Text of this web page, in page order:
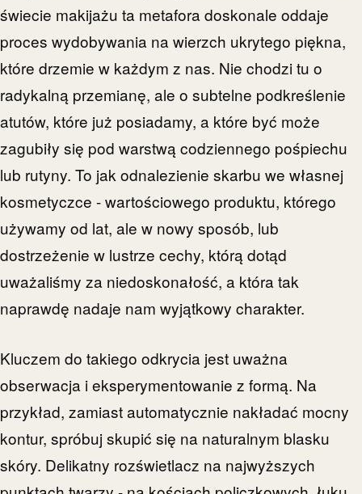
świecie makijażu ta metafora doskonale oddaje
proces wydobywania na wierzch ukrytego piękna,
które drzemie w każdym z nas. Nie chodzi tu o
radykalną przemianę, ale o subtelne podkreślenie
atutów, które już posiadamy, a które być może
zagubiły się pod warstwą codziennego pośpiechu
lub rutyny. To jak odnalezienie skarbu we własnej
kosmetyczce - wartościowego produktu, którego
używamy od lat, ale w nowy sposób, lub
dostrzeżenie w lustrze cechy, którą dotąd
uważaliśmy za niedoskonałość, a która tak
naprawdę nadaje nam wyjątkowy charakter.
Kluczem do takiego odkrycia jest uważna
obserwacja i eksperymentowanie z formą. Na
przykład, zamiast automatycznie nakładać mocny
kontur, spróbuj skupić się na naturalnym blasku
skóry. Delikatny rozświetlacz na najwyższych